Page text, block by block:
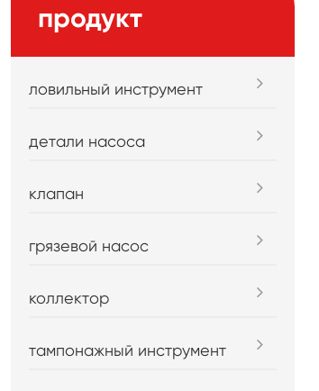
продукт
ловильный инструмент
детали насоса
клапан
грязевой насос
коллектор
тампонажный инструмент